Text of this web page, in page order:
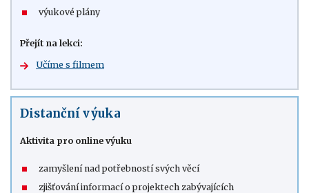
výukové plány
Přejít na lekci:
Učíme s filmem
Distanční výuka
Aktivita pro online výuku
zamyšlení nad potřebností svých věcí
zjišťování informací o projektech zabývajících